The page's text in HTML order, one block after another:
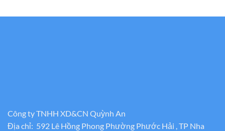
Công ty TNHH XD&CN Quỳnh An
Địa chỉ: 592 Lê Hồng Phong Phường Phước Hải , TP Nha